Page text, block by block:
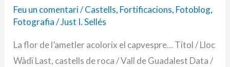
Feu un comentari/Castells, Fortificacions, Fotoblog,
Fotografia/Just I. Sellés
La flor de l’ametler acolorix el capvespre… Títol / Lloc
Wàdï Last, castells de roca / Vall de Guadalest Data /